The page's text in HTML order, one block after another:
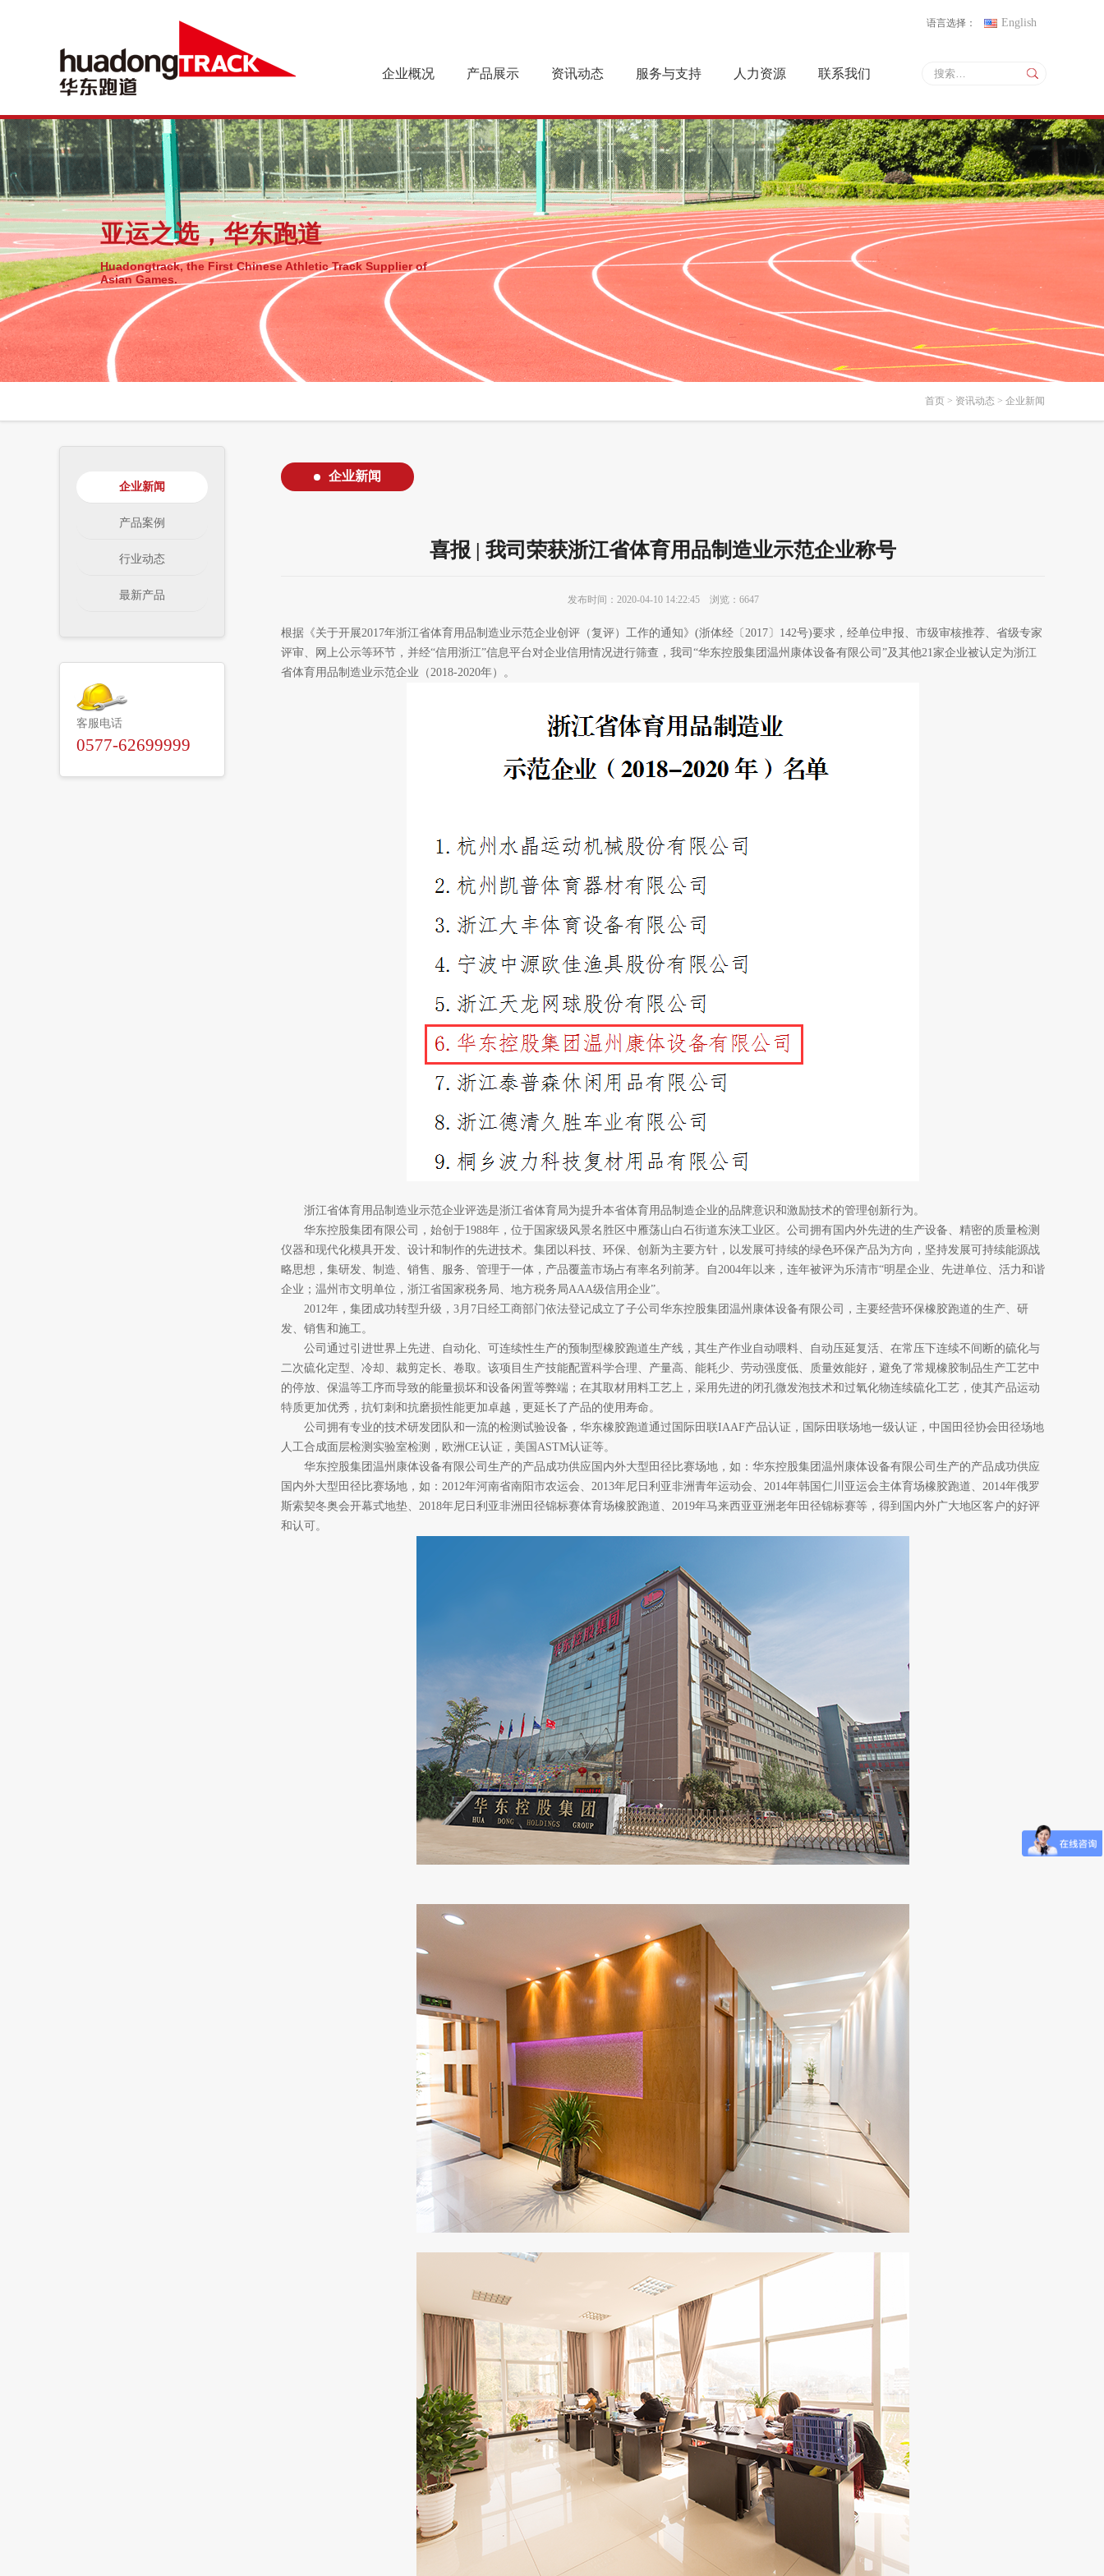
企业概况 产品展示 资讯动态 服务与支持 人力资源 联系我们
语言选择： English
企业简介
企业文化
组织机构
资质荣誉
预制型橡胶跑道
乐踏球场系列
企业新闻
产品案例
行业动态
最新产品
跑道基础
施工工艺
跑道养护
下载中心
人才战略
招聘信息
联系方式
地图导航
亚运之选，华东跑道
Huadongtrack, the First Chinese Athletic Track Supplier of
Asian Games.
首页 > 资讯动态 > 企业新闻
企业新闻
产品案例
行业动态
最新产品
客服电话
0577-62699999
企业新闻
喜报 | 我司荣获浙江省体育用品制造业示范企业称号
发布时间：2020-04-10 14:22:45 浏览：6647
根据《关于开展2017年浙江省体育用品制造业示范企业创评（复评）工作的通知》 (浙体经〔 2017 〕 142号)要求，经单位申报、市级审核推荐、省级专家
评审、网上公示等环节，并经“信用浙江”信息平台对企业信用情况进行筛查，我司 “华东控股集团温州康体设备有限公司”及其他21家企业被认定为浙江
省体育用品制造业示范企业（2018-2020年）。
浙江省体育用品制造业示范企业评选是浙江省体育局为提升本省体育用品制造企业的品牌意识和激励技术的管理创新行为。
华东控股集团有限公司，始创于1988年，位于国家级风景名胜区中雁荡山白石街道东浃工业区。公司拥有国内外先进的生产设备、精密的质量检测
仪器和现代化模具开发、设计和制作的先进技术。集团以科技、环保、创新为主要方针，以发展可持续的绿色环保产品为方向，坚持发展可持续能源战
略思想，集研发、制造、销售、服务、管理于一体，产品覆盖市场占有率名列前茅。自2004年以来，连年被评为乐清市“明星企业、先进单位、活力和谐
企业；温州市文明单位，浙江省国家税务局、地方税务局AAA级信用企业”。
2012年，集团成功转型升级， 3月 7 日经工商部门依法登记成立了子公司华东控股集团温州康体设备有限公司，主要经营环保橡胶跑道的生产、研
发、销售和施工。
公司通过引进世界上先进、自动化、可连续性生产的预制型橡胶跑道生产线，其生产作业自动喂料、自动压延复活、在常压下连续不间断的硫化与
二次硫化定型、冷却、裁剪定长、卷取。该项目生产技能配置科学合理、产量高、能耗少、劳动强度低、质量效能好，避免了常规橡胶制品生产工艺中
的停放、保温等工序而导致的能量损坏和设备闲置等弊端；在其取材用料工艺上，采用先进的闭孔微发泡技术和过氧化物连续硫化工艺，使其产品运动
特质更加优秀，抗钉刺和抗磨损性能更加卓越，更延长了产品的使用寿命。
公司拥有专业的技术研发团队和一流的检测试验设备，华东橡胶跑道通过国际田联IAAF产品认证，国际田联场地一级认证，中国田径协会田径场地
人工合成面层检测实验室检测，欧洲CE认证，美国 ASTM认证等。
华东控股集团温州康体设备有限公司生产的产品成功供应国内外大型田径比赛场地，如：华东控股集团温州康体设备有限公司生产的产品成功供应
国内外大型田径比赛场地，如： 2012年河南省南阳市农运会、 2013年尼日利亚非洲青年运动会、 2014年韩国仁川亚运会主体育场橡胶跑道、 2014年俄罗
斯索契冬奥会开幕式地垫、 2018年尼日利亚非洲田径锦标赛体育场橡胶跑道、 2019年马来西亚亚洲老年田径锦标赛等，得到国内外广大地区客户的好评
和认可。